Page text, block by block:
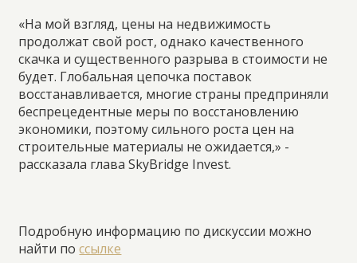
«На мой взгляд, цены на недвижимость
продолжат свой рост, однако качественного
скачка и существенного разрыва в стоимости не
будет. Глобальная цепочка поставок
восстанавливается, многие страны предприняли
беспрецедентные меры по восстановлению
экономики, поэтому сильного роста цен на
строительные материалы не ожидается,» -
рассказала глава SkyBridge Invest.
Подробную информацию по дискуссии можно
найти поссылке